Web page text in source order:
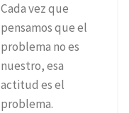
Cada vez que
pensamos que el
problema no es
nuestro, esa
actitud es el
problema.